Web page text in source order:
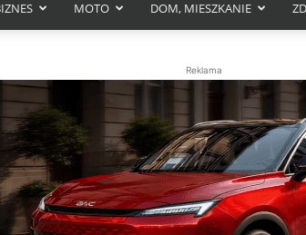
MOTO DOM, MIESZKANIE
Reklama